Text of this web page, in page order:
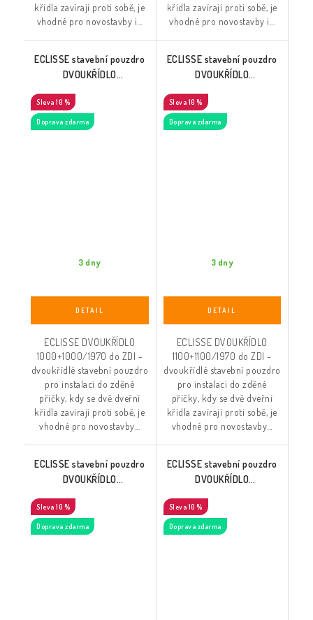
křídla zavírají proti sobě, je
vhodné pro novostavby i...
křídla zavírají proti sobě, je
vhodné pro novostavby i...
ECLISSE stavební pouzdro
DVOUKŘÍDLO
10 %
Doprava zdarma
3 dny
ECLISSE DVOUKŘÍDLO
1000+1000/1970 do ZDI -
dvoukřídlé stavební pouzdro
pro instalaci do zděné
příčky, kdy se dvě dveřní
křídla zavírají proti sobě, je
vhodné pro novostavby...
ECLISSE stavební pouzdro
DVOUKŘÍDLO
10 %
Doprava zdarma
3 dny
ECLISSE DVOUKŘÍDLO
1100+1100/1970 do ZDI -
dvoukřídlé stavební pouzdro
pro instalaci do zděné
příčky, kdy se dvě dveřní
křídla zavírají proti sobě, je
vhodné pro novostavby...
ECLISSE stavební pouzdro
DVOUKŘÍDLO
10 %
Doprava zdarma
ECLISSE stavební pouzdro
DVOUKŘÍDLO
10 %
Doprava zdarma